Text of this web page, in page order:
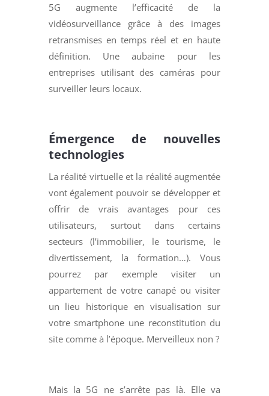
5G augmente l’efficacité de la
vidéosurveillance grâce à des images
retransmises en temps réel et en haute
définition. Une aubaine pour les
entreprises utilisant des caméras pour
surveiller leurs locaux.
Émergence de nouvelles
technologies
La réalité virtuelle et la réalité augmentée
vont également pouvoir se développer et
offrir de vrais avantages pour ces
utilisateurs, surtout dans certains
secteurs (l’immobilier, le tourisme, le
divertissement, la formation…). Vous
pourrez par exemple visiter un
appartement de votre canapé ou visiter
un lieu historique en visualisation sur
votre smartphone une reconstitution du
site comme à l’époque. Merveilleux non ?
Mais la 5G ne s’arrête pas là. Elle va